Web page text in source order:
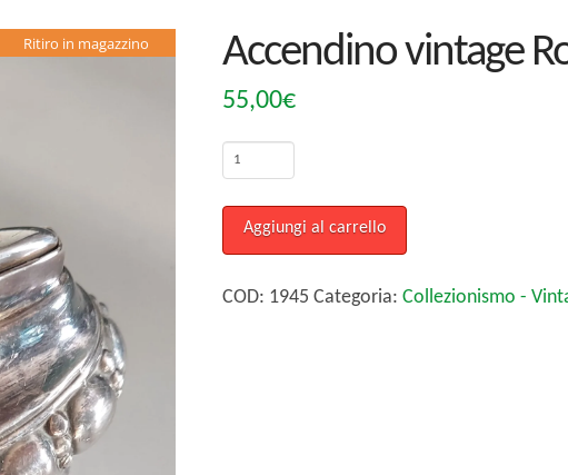
Ritiro in magazzino Accendino vintage
55,00€
Accendino
Ronson
Crown
quantità
Aggiungi al carrello
COD: 1945 Categoria:Collezionismo -